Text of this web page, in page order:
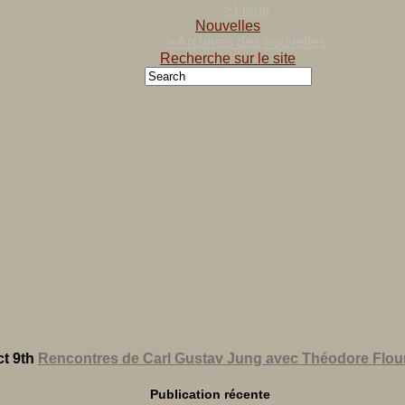
> Liens
Nouvelles
> Archives des nouvelles
Recherche sur le site
9th Rencontres de Carl Gustav Jung avec Théodore
Publication récente